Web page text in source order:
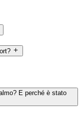
E perché è stato